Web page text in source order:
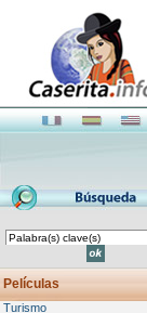
Películas
Turismo